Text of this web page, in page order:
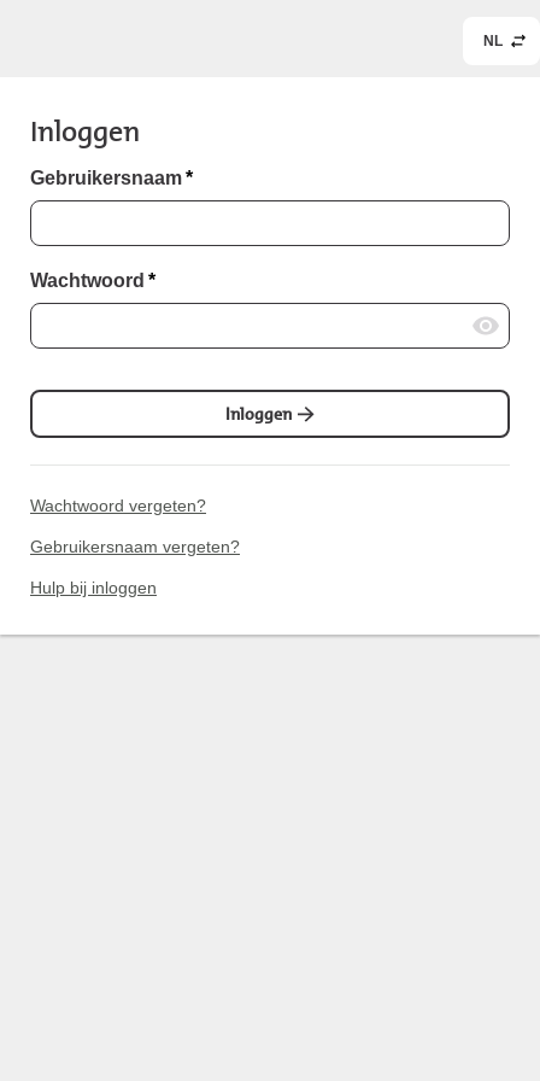
NL
Inloggen
Gebruikersnaam*
Wachtwoord *
Inloggen
Wachtwoord vergeten?
Gebruikersnaam vergeten?
Hulp bij inloggen